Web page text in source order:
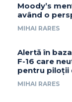
Moody’s
având o
MIHAI RARES
Alertă în
F-16 care
pentru piloții
MIHAI RARES